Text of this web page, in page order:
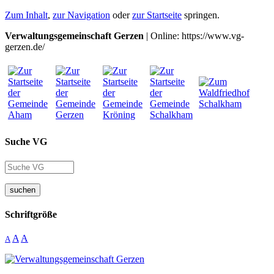
Zum Inhalt, zur Navigation oderzur Startseite springen.
Verwaltungsgemeinschaft Gerzen | Online: https://www.vg-
gerzen.de/
Suche VG
suchen
Schriftgröße
A A A